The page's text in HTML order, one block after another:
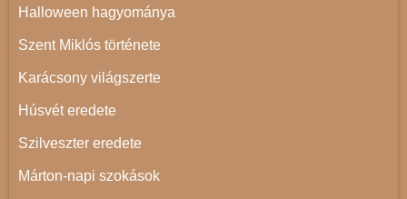
Halloween hagyománya
Szent Miklós története
Karácsony világszerte
Húsvét eredete
Szilveszter eredete
Márton-napi szokások